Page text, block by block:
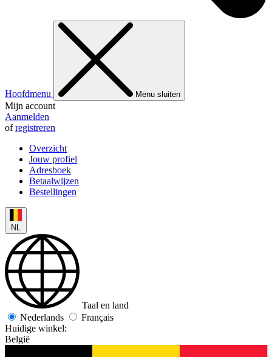
Hoofdmenu Menu sluiten
Mijn account
Aanmelden
ofregistreren
Overzicht
Jouw profiel
Adresboek
Betaalwijzen
Bestellingen
NL
Taal en land
Nederlands
Français
Huidige winkel:
België